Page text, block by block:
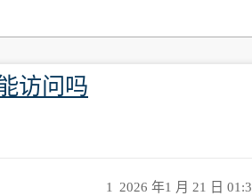
访问吗
2026 年1 月 21 日
1